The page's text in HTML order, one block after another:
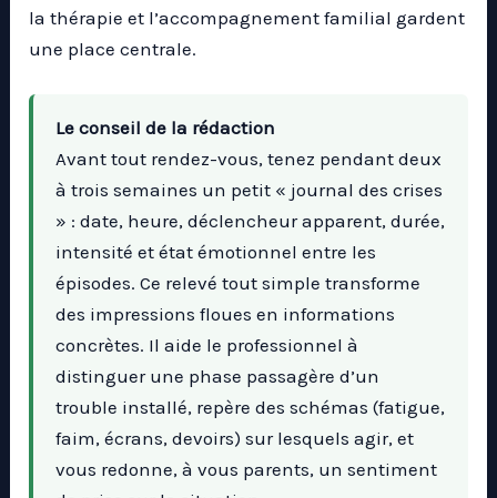
la thérapie et l’accompagnement familial gardent
une place centrale.
Le conseil de la rédaction
Avant tout rendez-vous, tenez pendant deux
à trois semaines un petit « journal des crises
» : date, heure, déclencheur apparent, durée,
intensité et état émotionnel entre les
épisodes. Ce relevé tout simple transforme
des impressions floues en informations
concrètes. Il aide le professionnel à
distinguer une phase passagère d’un
trouble installé, repère des schémas (fatigue,
faim, écrans, devoirs) sur lesquels agir, et
vous redonne, à vous parents, un sentiment